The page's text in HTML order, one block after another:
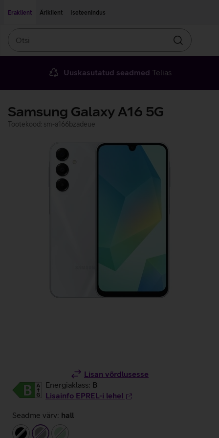
Eraklient
Äriklient Iseteenindus
Otsin
Uuskasutatud seadmed Telias
Samsung Galaxy A16 5G
Tootekood: sm-a166bzadeue
Lisan võrdlusesse
Energiaklass: B
Lisainfo EPREL-i lehel
Seadme värv: hall
must
hall heleroheline